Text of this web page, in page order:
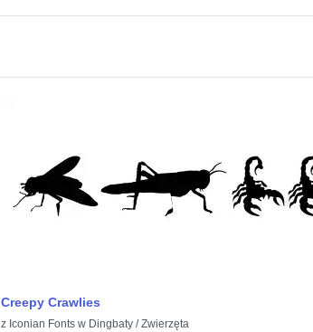
Creepy Crawlies
z Iconian Fontsw Dingbaty/Zwierzęta